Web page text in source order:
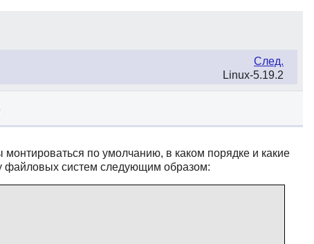
След.
Linux-5.19.2
по умолчанию, в каком порядке и какие
файловых систем следующим образом: